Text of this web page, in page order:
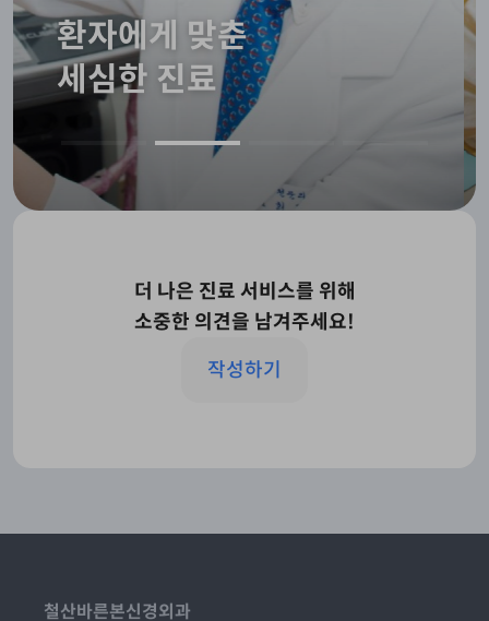
환자에게 맞춘
세심한 진료
더 나은 진료 서비스를 위해
소중한 의견을 남겨주세요!
작성하기
철산바른본신경외과